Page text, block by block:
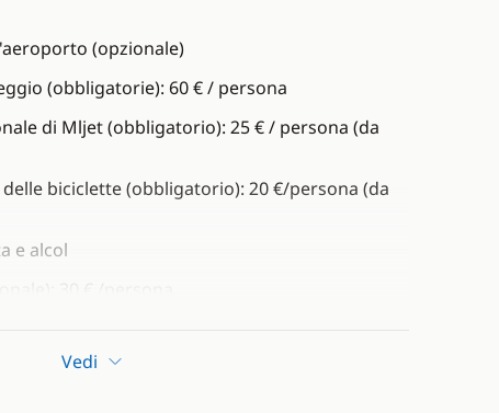
(opzionale)
(obbligatorie): 60 € / persona
di Mljet (obbligatorio): 25 € / persona (da
biciclette (obbligatorio): 20 €/persona (da
e alcol
e-bike) da pagare alla prenotazione
Vedi